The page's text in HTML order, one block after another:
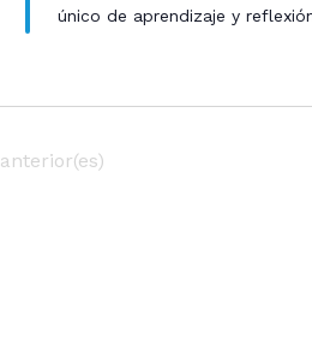
único de aprendizaje y
anterior(es)